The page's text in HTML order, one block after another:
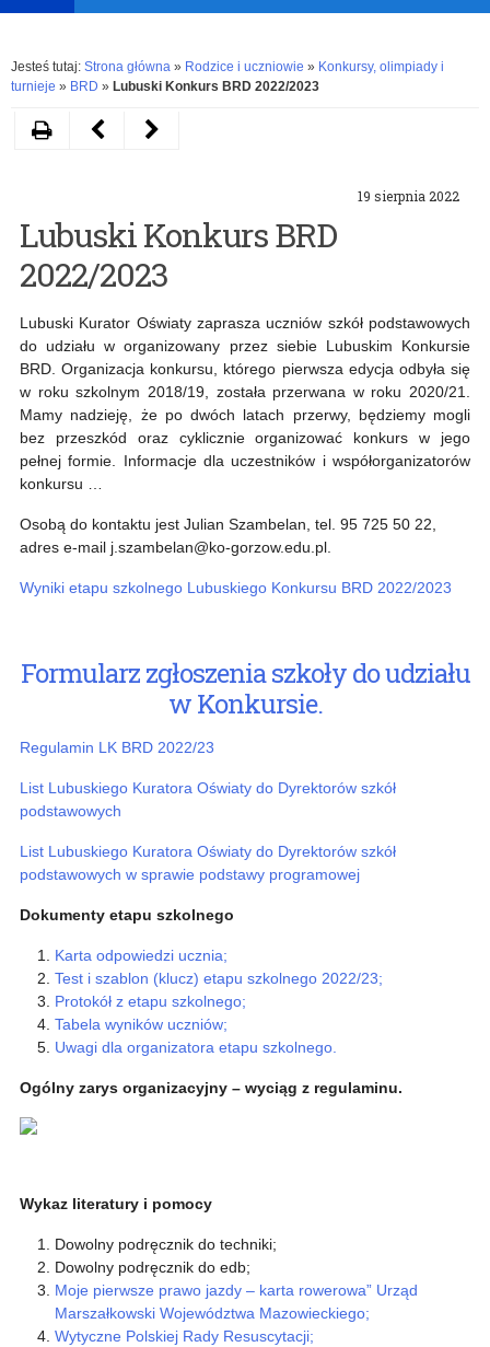
Rozwiń
Jesteś tutaj: Strona główna » Rodzice i uczniowie » Konkursy, olimpiady i
turnieje » BRD » Lubuski Konkurs BRD 2022/2023
19 sierpnia 2022
Lubuski Konkurs BRD
2022/2023
Lubuski Kurator Oświaty zaprasza uczniów szkół podstawowych
do udziału w organizowany przez siebie Lubuskim Konkursie
BRD. Organizacja konkursu, którego pierwsza edycja odbyła się
w roku szkolnym 2018/19, została przerwana w roku 2020/21.
Mamy nadzieję, że po dwóch latach przerwy, będziemy mogli
bez przeszkód oraz cyklicznie organizować konkurs w jego
pełnej formie. Informacje dla uczestników i współorganizatorów
konkursu …
Osobą do kontaktu jest Julian Szambelan, tel. 95 725 50 22,
adres e-mail j.szambelan@ko-gorzow.edu.pl.
Wyniki etapu szkolnego Lubuskiego Konkursu BRD 2022/2023
Formularz zgłoszenia szkoły do udziału
w Konkursie.
Regulamin LK BRD 2022/23
List Lubuskiego Kuratora Oświaty do Dyrektorów szkół
podstawowych
List Lubuskiego Kuratora Oświaty do Dyrektorów szkół
podstawowych w sprawie podstawy programowej
Dokumenty etapu szkolnego
Karta odpowiedzi ucznia;
Test i szablon (klucz) etapu szkolnego 2022/23;
Protokół z etapu szkolnego;
Tabela wyników uczniów;
Uwagi dla organizatora etapu szkolnego.
Ogólny zarys organizacyjny – wyciąg z regulaminu.
Wykaz literatury i pomocy
Dowolny podręcznik do techniki;
Dowolny podręcznik do edb;
Moje pierwsze prawo jazdy – karta rowerowa” Urząd
Marszałkowski Województwa Mazowieckiego;
Wytyczne Polskiej Rady Resuscytacji;
DrukujNastępny
z
narad
dla
dyrektorów
szkół
i
placówek
Poprzedni
Wdrażanie
pierwszego
etapu
standaryzacji
zatrudniania